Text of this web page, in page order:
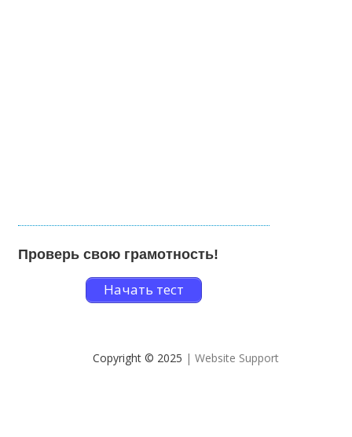
Проверь свою грамотность!
Начать тест
Copyright © 2025 | Website Support